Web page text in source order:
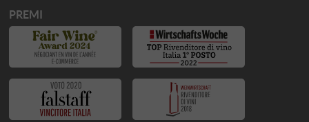
PREMI